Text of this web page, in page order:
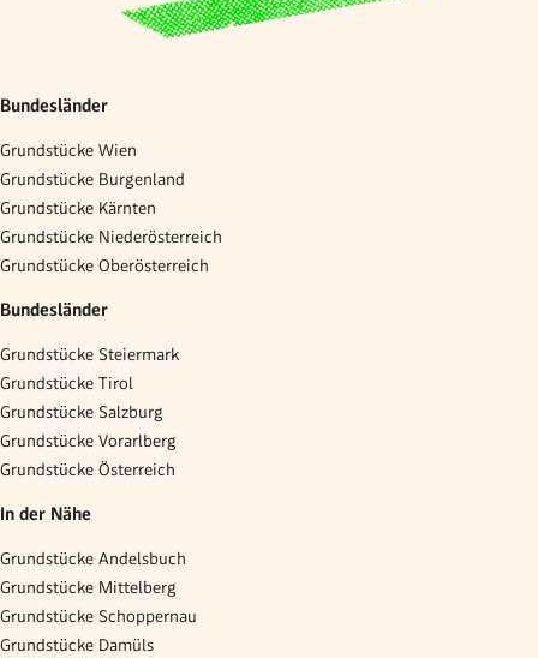
Bundesländer
Grundstücke Wien
Grundstücke Burgenland
Grundstücke Kärnten
Grundstücke Niederösterreich
Grundstücke Oberösterreich
Bundesländer
Grundstücke Steiermark
Grundstücke Tirol
Grundstücke Salzburg
Grundstücke Vorarlberg
Grundstücke Österreich
In der Nähe
Grundstücke Andelsbuch
Grundstücke Mittelberg
Grundstücke Schoppernau
Grundstücke Damüls